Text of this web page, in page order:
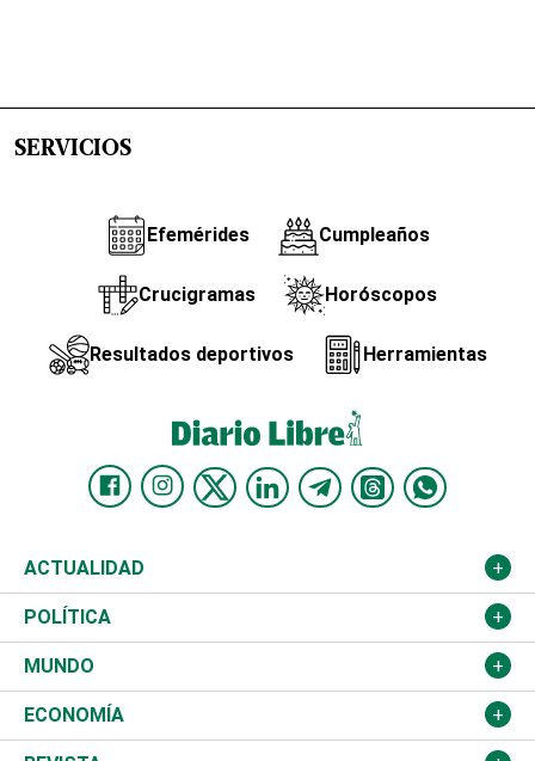
SERVICIOS
Efemérides Cumpleaños
Crucigramas Horóscopos
Resultados deportivos Herramientas
ACTUALIDAD
Nacional
Ciudad
Educación
POLÍTICA
Partidos
JCE
MUNDO
Estados Unidos
ECONOMÍA